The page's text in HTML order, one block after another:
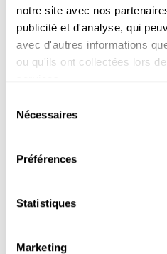
notre site avec nos
publicité et d'analyse, qui
avec d'autres informations
ou qu'ils ont collectées lors
Nécessaires
Préférences
Statistiques
Marketing
RECHERCHE PARTICIPANTS ÉTUDE
Enquête sur la santé
gynécologique au